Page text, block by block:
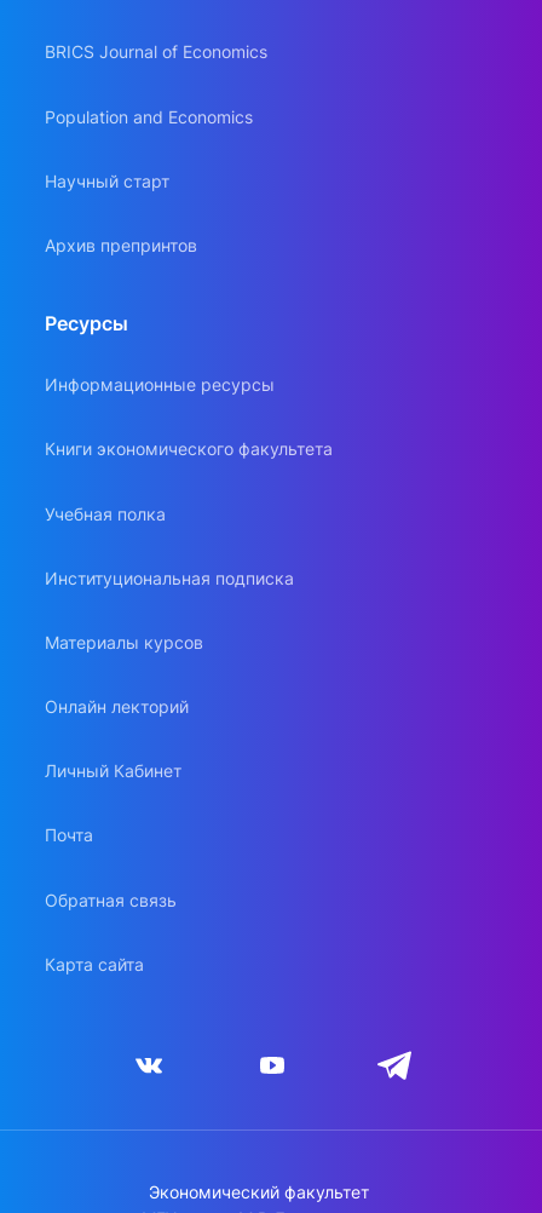
BRICS Journal of Economics
Population and Economics
Научный старт
Архив препринтов
Ресурсы
Информационные ресурсы
Книги экономического факультета
Учебная полка
Институциональная подписка
Материалы курсов
Онлайн лекторий
Личный Кабинет
Почта
Обратная связь
Карта сайта
Экономический факультет